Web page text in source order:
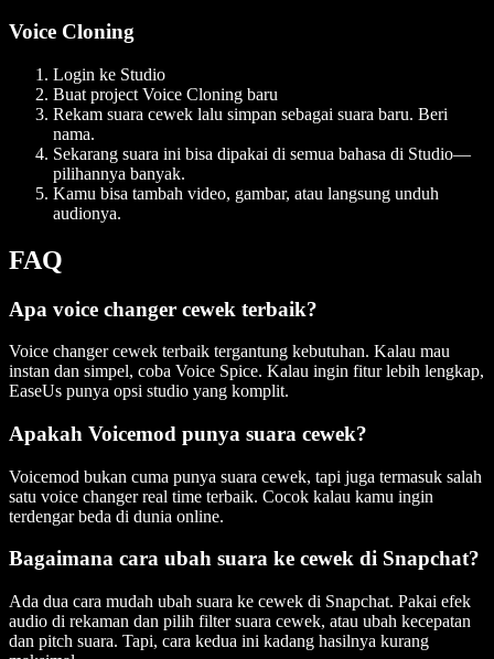
Voice Cloning
Login ke Studio
Buat project Voice Cloning baru
Rekam suara cewek lalu simpan sebagai suara baru. Beri
nama.
Sekarang suara ini bisa dipakai di semua bahasa di Studio—
pilihannya banyak.
Kamu bisa tambah video, gambar, atau langsung unduh
audionya.
FAQ
Apa voice changer cewek terbaik?
Voice changer cewek terbaik tergantung kebutuhan. Kalau mau
instan dan simpel, coba Voice Spice. Kalau ingin fitur lebih lengkap,
EaseUs punya opsi studio yang komplit.
Apakah Voicemod punya suara cewek?
Voicemod bukan cuma punya suara cewek, tapi juga termasuk salah
satu voice changer real time terbaik. Cocok kalau kamu ingin
terdengar beda di dunia online.
Bagaimana cara ubah suara ke cewek di Snapchat?
Ada dua cara mudah ubah suara ke cewek di Snapchat. Pakai efek
audio di rekaman dan pilih filter suara cewek, atau ubah kecepatan
dan pitch suara. Tapi, cara kedua ini kadang hasilnya kurang